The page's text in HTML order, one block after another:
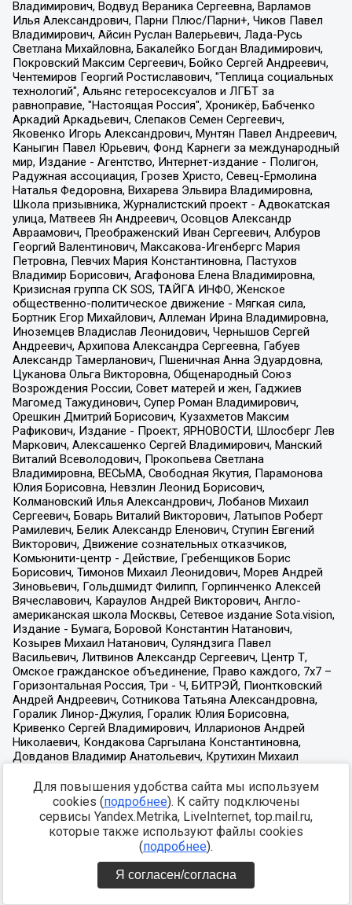
Для повышения удобства сайта мы используем
cookies (подробнее). К сайту подключены
сервисы Yandex.Metrika, LiveInternet, top.mail.ru,
которые также используют файлы cookies
(подробнее).
Я согласен/согласна